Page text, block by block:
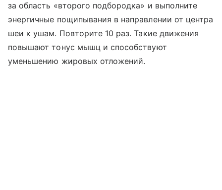
за область «второго подбородка» и выполните
энергичные пощипывания в направлении от центра
шеи к ушам. Повторите 10 раз. Такие движения
повышают тонус мышц и способствуют
уменьшению жировых отложений.